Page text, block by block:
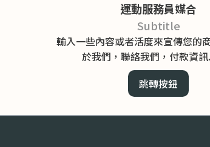
運動服務員媒合
Subtitle
輸入一些內容或者活度來宣傳您的
於我們，聯絡我們，付款資訊
跳轉按鈕